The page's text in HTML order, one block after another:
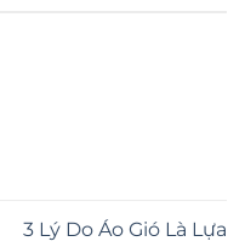
3 Lý Do Áo Gió Là Lựa